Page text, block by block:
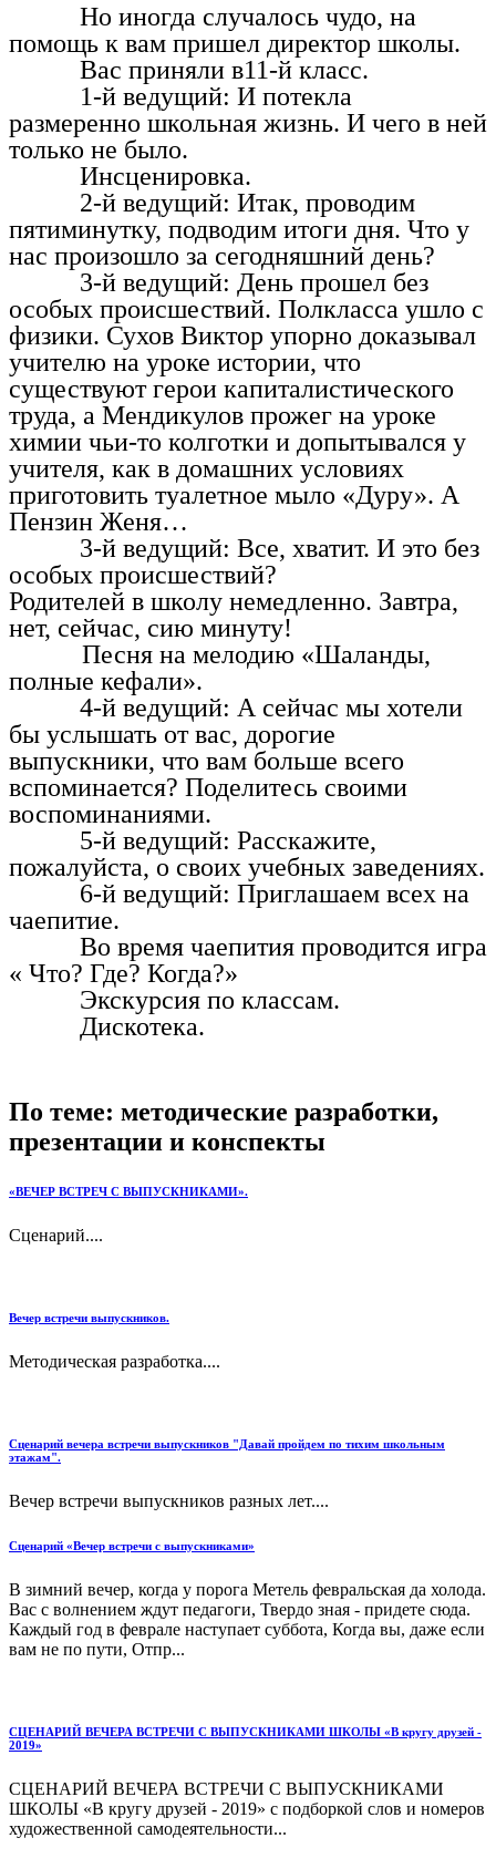
Но иногда случалось чудо, на
помощь к вам пришел директор школы.
Вас приняли в11-й класс.
1-й ведущий: И потекла
размеренно школьная жизнь. И чего в ней
только не было.
Инсценировка.
2-й ведущий: Итак, проводим
пятиминутку, подводим итоги дня. Что у
нас произошло за сегодняшний день?
3-й ведущий: День прошел без
особых происшествий. Полкласса ушло с
физики. Сухов Виктор упорно доказывал
учителю на уроке истории, что
существуют герои капиталистического
труда, а Мендикулов прожег на уроке
химии чьи-то колготки и допытывался у
учителя, как в домашних условиях
приготовить туалетное мыло «Дуру». А
Пензин Женя…
3-й ведущий: Все, хватит. И это без
особых происшествий?
Родителей в школу немедленно. Завтра,
нет, сейчас, сию минуту!
Песня на мелодию «Шаланды,
полные кефали».
4-й ведущий: А сейчас мы хотели
бы услышать от вас, дорогие
выпускники, что вам больше всего
вспоминается? Поделитесь своими
воспоминаниями.
5-й ведущий: Расскажите,
пожалуйста, о своих учебных заведениях.
6-й ведущий: Приглашаем всех на
чаепитие.
Во время чаепития проводится игра
« Что? Где? Когда?»
Экскурсия по классам.
Дискотека.
По теме: методические разработки,
презентации и конспекты
«ВЕЧЕР ВСТРЕЧ С ВЫПУСКНИКАМИ».
Сценарий....
Вечер встречи выпускников.
Методическая разработка....
Сценарий вечера встречи выпускников "Давай пройдем по тихим школьным
этажам".
Вечер встречи выпускников разных лет....
Сценарий «Вечер встречи с выпускниками»
В зимний вечер, когда у порога Метель февральская да холода.
Вас с волнением ждут педагоги, Твердо зная - придете сюда.
Каждый год в феврале наступает суббота, Когда вы, даже если
вам не по пути, Отпр...
СЦЕНАРИЙ ВЕЧЕРА ВСТРЕЧИ С ВЫПУСКНИКАМИ ШКОЛЫ «В кругу друзей -
2019»
СЦЕНАРИЙ ВЕЧЕРА ВСТРЕЧИ С ВЫПУСКНИКАМИ
ШКОЛЫ «В кругу друзей - 2019» с подборкой слов и номеров
художественной самодеятельности...